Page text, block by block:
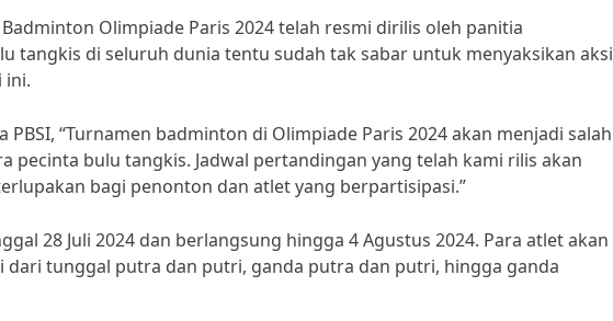
Olimpiade Paris 2024 telah resmi dirilis oleh panitia
tangkis di seluruh dunia tentu sudah tak sabar untuk menyaksikan aksi
ini.
“Turnamen badminton di Olimpiade Paris 2024 akan menjadi salah
pecinta bulu tangkis. Jadwal pertandingan yang telah kami rilis akan
bagi penonton dan atlet yang berpartisipasi.”
28 Juli 2024 dan berlangsung hingga 4 Agustus 2024. Para atlet akan
dari tunggal putra dan putri, ganda putra dan putri, hingga ganda